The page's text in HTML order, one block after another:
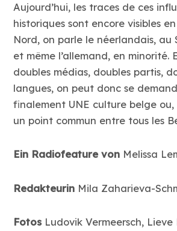
Aujourd’hui, les traces de ces
historiques sont encore visibles
Nord, on parle le néerlandais, au
et même l’allemand, en minorité.
doubles médias, doubles partis,
langues, on peut donc se
finalement UNE culture belge
un point commun entre tous les
Ein Radiofeature von Melissa
Redakteurin Mila Zaharieva-
Fotos Ludovik Vermeersch, Lieve